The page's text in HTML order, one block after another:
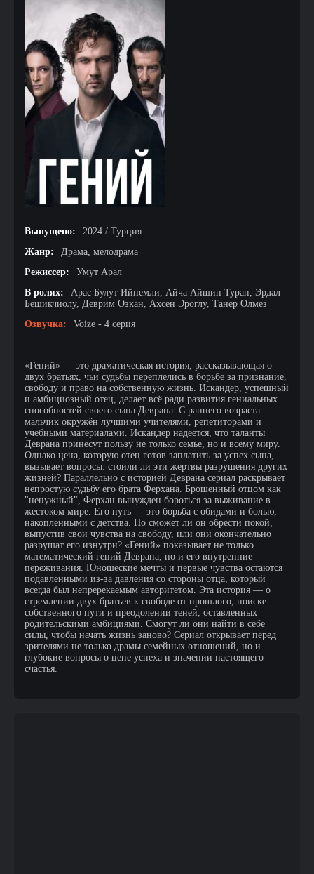
Выпущено:
2024 / Турция
Жанр:
Драма, мелодрама
Режиссер:
Умут Арал
В ролях:
Арас Булут Ийнемли, Айча Айшин Туран, Эрдал
Бешикчиолу, Деврим Озкан, Ахсен Эроглу, Танер Олмез
Озвучка:
Voize - 4 серия
«Гений» — это драматическая история, рассказывающая о
двух братьях, чьи судьбы переплелись в борьбе за признание,
свободу и право на собственную жизнь. Искандер, успешный
и амбициозный отец, делает всё ради развития гениальных
способностей своего сына Деврана. С раннего возраста
мальчик окружён лучшими учителями, репетиторами и
учебными материалами. Искандер надеется, что таланты
Деврана принесут пользу не только семье, но и всему миру.
Однако цена, которую отец готов заплатить за успех сына,
вызывает вопросы: стоили ли эти жертвы разрушения других
жизней? Параллельно с историей Деврана сериал раскрывает
непростую судьбу его брата Ферхана. Брошенный отцом как
"ненужный", Ферхан вынужден бороться за выживание в
жестоком мире. Его путь — это борьба с обидами и болью,
накопленными с детства. Но сможет ли он обрести покой,
выпустив свои чувства на свободу, или они окончательно
разрушат его изнутри? «Гений» показывает не только
математический гений Деврана, но и его внутренние
переживания. Юношеские мечты и первые чувства остаются
подавленными из-за давления со стороны отца, который
всегда был непререкаемым авторитетом. Эта история — о
стремлении двух братьев к свободе от прошлого, поиске
собственного пути и преодолении теней, оставленных
родительскими амбициями. Смогут ли они найти в себе
силы, чтобы начать жизнь заново? Сериал открывает перед
зрителями не только драмы семейных отношений, но и
глубокие вопросы о цене успеха и значении настоящего
счастья.